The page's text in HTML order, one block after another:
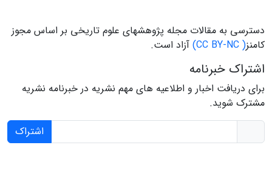
دسترسی به مقالات مجله پژوهشهای علوم تاریخی بر اساس مجوز
کامنز( CC BY-NC) آزاد است.
اشتراک خبرنامه
برای دریافت اخبار و اطلاعیه های مهم نشریه در خبرنامه نشریه
مشترک شوید.
اشتراک